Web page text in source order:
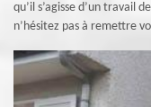
qu’il s’agisse d’un travail
n’hésitez pas à remettre